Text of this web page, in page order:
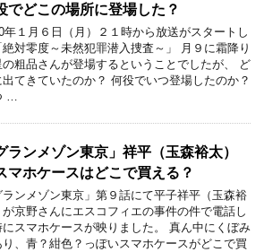
でどこの場所に登場した？
年１月６日（月）２１時から放送がスタートし
絶対零度～未然犯罪潜入捜査～」 月９に霜降り
の粗品さんが登場するということでしたが、 ど
出てきていたのか？ 何役でいつ登場したのか？
…
ランメゾン東京」祥平（玉森裕太）
マホケースはどこで買える？
ランメゾン東京」第９話にて平子祥平（玉森裕
が京野さんにエスコフィエの事件の件で電話し
にスマホケースが映りました。 真ん中にくぼみ
り、青？紺色？っぽいスマホケースがどこで買